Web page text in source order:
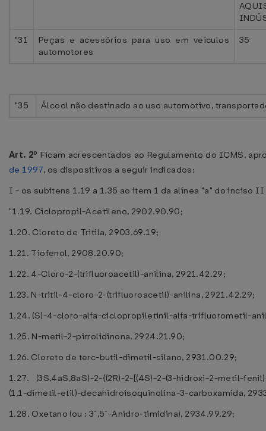
"31
Peças e acessórios para uso em veículos
automotores
35
"35 Álcool não destinado ao uso automotivo,
Art. 2º Ficam acrescentados ao Regulamento do ICMS,
de 1997, os dispositivos a seguir indicados:
I - os subitens 1.19 a 1.35 ao item 1 da alínea "a" do inciso
"1.19. Ciclopropil-Acetileno, 2902.90.90;
1.20. Cloreto de Tritila, 2903.69.19;
1.21. Tiofenol, 2908.20.90;
1.22. 4-Cloro-2-(trifluoroacetil)-anilina, 2921.42.29;
1.23. N-tritil-4-cloro-2-(trifluoroacetil)-anilina, 2921.42.29;
1.24. (S)-4-cloro-alfa-ciclopropiletinil-alfa-trifluorometil-
1.25. N-metil-2-pirrolidinona, 2924.21.90;
1.26. Cloreto de terc-butil-dimetil-silano, 2931.00.29;
1.27. (3S,4aS,8aS)-2-{(2R)-2-[(4S)-2-(3-hidroxi-2-metil-
(1,1-dimetil-etil)-decahidroisoquinolina-3-carboxamida,
1.28. Oxetano (ou : 3´,5´-Anidro-timidina), 2934.99.29;